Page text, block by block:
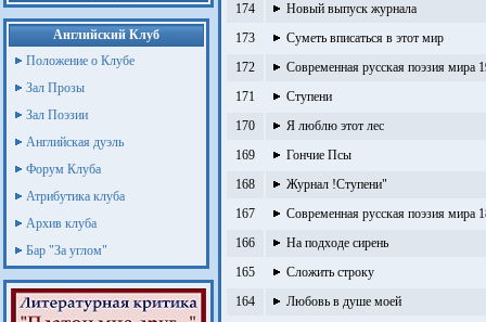
Английский Клуб
Положение о Клубе
Зал Прозы
Зал Поэзии
Английская дуэль
Форум Клуба
Атрибутика клуба
Архив клуба
Бар "За углом"
174 Новый выпуск журнала
173 Суметь вписаться в этот мир
172 Современная русская поэзия мира
171 Ступени
170 Я люблю этот лес
169 Гончие Псы
168 Журнал !Ступени"
167 Современная русская поэзия мира
166 На подходе сирень
165 Сложить строку
164 Любовь в душе моей